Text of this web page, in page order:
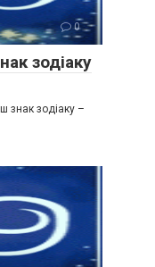
0
зодіаку
знак зодіаку –